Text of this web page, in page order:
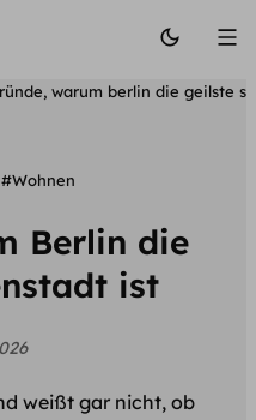
warum berlin die geilste
#Wohnen
Berlin die
ist
weißt gar nicht, ob